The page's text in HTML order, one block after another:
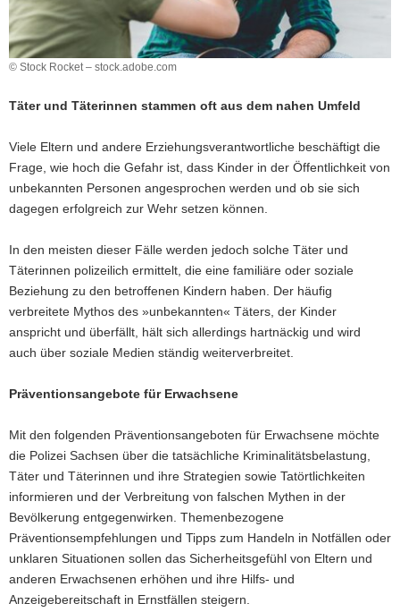
a
v
i
a
i
o
n
© Stock Rocket – stock.adobe.com
Täter und Täterinnen stammen oft aus dem nahen Umfeld
Viele Eltern und andere Erziehungsverantwortliche beschäftigt die
Frage, wie hoch die Gefahr ist, dass Kinder in der Öffentlichkeit von
unbekannten Personen angesprochen werden und ob sie sich
dagegen erfolgreich zur Wehr setzen können.
In den meisten dieser Fälle werden jedoch solche Täter und
Täterinnen polizeilich ermittelt, die eine familiäre oder soziale
Beziehung zu den betroffenen Kindern haben. Der häufig
verbreitete Mythos des »unbekannten« Täters, der Kinder
anspricht und überfällt, hält sich allerdings hartnäckig und wird
auch über soziale Medien ständig weiterverbreitet.
Präventionsangebote für Erwachsene
Mit den folgenden Präventionsangeboten für Erwachsene möchte
die Polizei Sachsen über die tatsächliche Kriminalitätsbelastung,
Täter und Täterinnen und ihre Strategien sowie Tatörtlichkeiten
informieren und der Verbreitung von falschen Mythen in der
Bevölkerung entgegenwirken. Themenbezogene
Präventionsempfehlungen und Tipps zum Handeln in Notfällen oder
unklaren Situationen sollen das Sicherheitsgefühl von Eltern und
anderen Erwachsenen erhöhen und ihre Hilfs- und
Anzeigebereitschaft in Ernstfällen steigern.